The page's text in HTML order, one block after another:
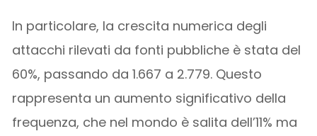
In particolare, la crescita numerica degli
attacchi rilevati da fonti pubbliche è stata del
60%, passando da 1.667 a 2.779. Questo
rappresenta un aumento significativo della
frequenza, che nel mondo è salita dell’11% ma